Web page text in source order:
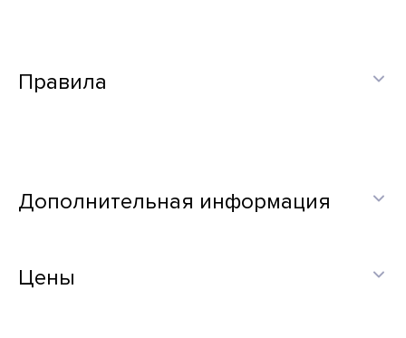
Правила
Дополнительная информация
Цены